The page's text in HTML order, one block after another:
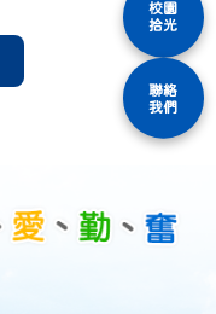
校園
拾光
聯絡
我們